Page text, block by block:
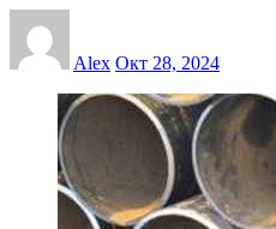
Alex Окт 28, 2024